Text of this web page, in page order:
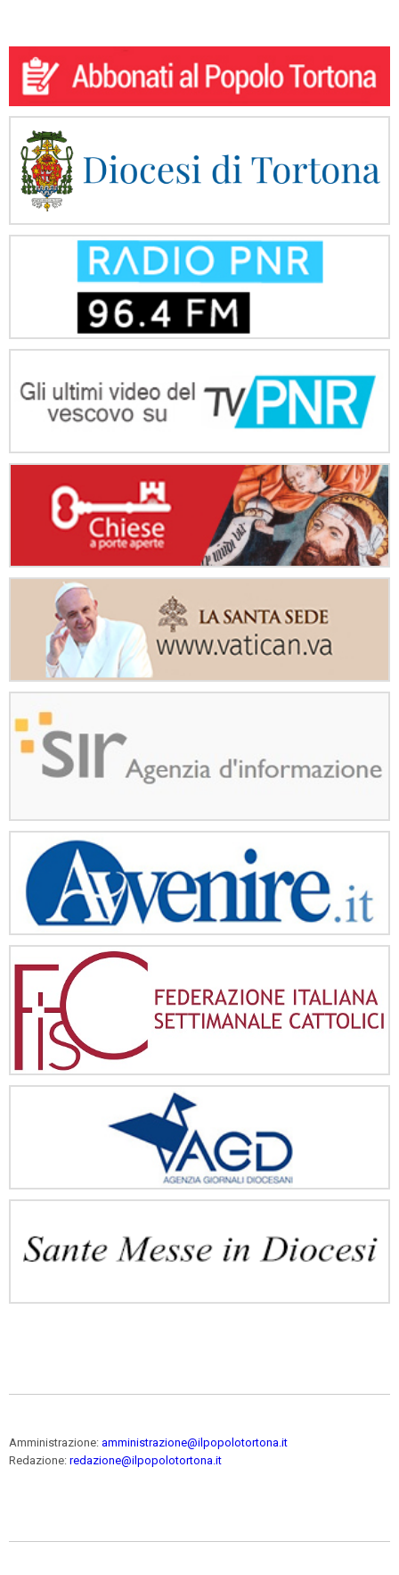
Amministrazione: amministrazione@ilpopolotortona.it
Redazione: redazione@ilpopolotortona.it